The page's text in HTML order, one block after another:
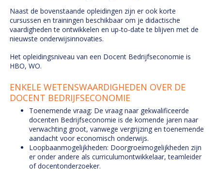
Naast de bovenstaande opleidingen zijn er ook korte
cursussen en trainingen beschikbaar om je didactische
vaardigheden te ontwikkelen en up-to-date te blijven met de
nieuwste onderwijsinnovaties.
Het opleidingsniveau van een Docent Bedrijfseconomie is
HBO, WO.
ENKELE WETENSWAARDIGHEDEN OVER DE
DOCENT BEDRIJFSECONOMIE
Toenemende vraag: De vraag naar gekwalificeerde
docenten Bedrijfseconomie is de komende jaren naar
verwachting groot, vanwege vergrijzing en toenemende
aandacht voor economisch onderwijs.
Loopbaanmogelijkheden: Doorgroeimogelijkheden zijn
er onder andere als curriculumontwikkelaar, teamleider
of docentonderzoeker.